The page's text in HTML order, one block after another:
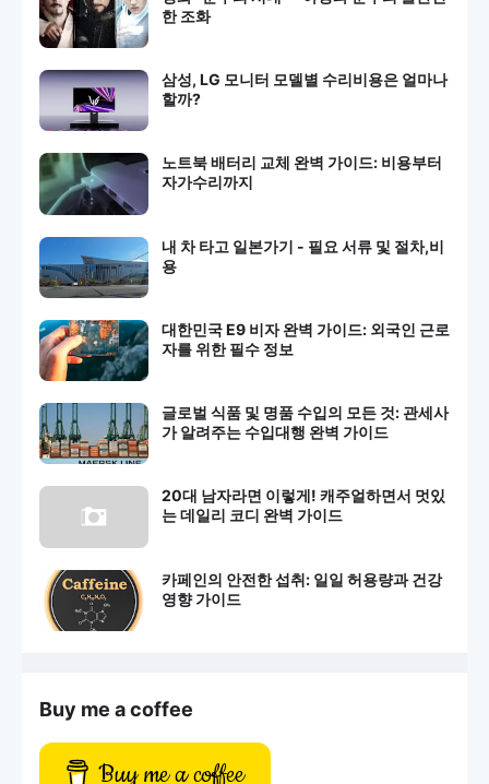
한 조화
삼성, LG 모니터 모델별 수리비용은 얼마나
할까?
노트북 배터리 교체 완벽 가이드: 비용부터
자가수리까지
내 차 타고 일본가기 - 필요 서류 및 절차,비
용
대한민국 E9 비자 완벽 가이드: 외국인 근로
자를 위한 필수 정보
글로벌 식품 및 명품 수입의 모든 것: 관세사
가 알려주는 수입대행 완벽 가이드
20대 남자라면 이렇게! 캐주얼하면서 멋있
는 데일리 코디 완벽 가이드
카페인의 안전한 섭취: 일일 허용량과 건강
영향 가이드
Buy me a coffee
Buy me a coffee